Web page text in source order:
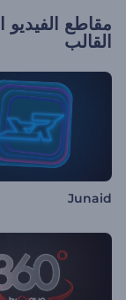
مقاطع الفيديو
القالب
Junaid